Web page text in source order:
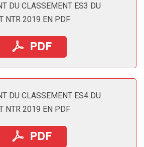
DU CLASSEMENT ES3 DU
NTR 2019 EN PDF
DU CLASSEMENT ES4 DU
NTR 2019 EN PDF